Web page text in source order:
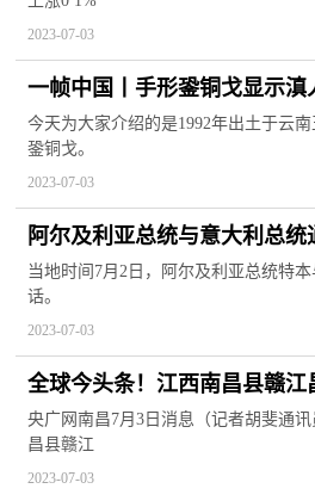
2023-07-03
一帧中国丨手形銎铜戈显示滇
年7月3日）|今头条
今天为大家介绍的是1992年出土于云
銎铜戈。
2023-07-03
阿尔及利亚总统与意大利总
当地时间7月2日，阿尔及利亚总统特
话。
2023-07-03
全球今头条！江西南昌县赣江
放
央广网南昌7月3日消息（记者胡斐通
昌县赣江
2023-07-03